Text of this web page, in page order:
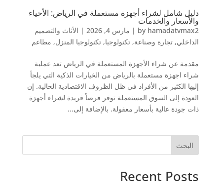
دليل شامل لشراء أجهزة مستعملة في الرياض: الأحياء
والأسعار والخدمات
by hamadatvmax2
| مارس 4, 2026 | الأثاث والتصميم
الداخلي, تجارة وصناعة, تكنولوجيا, تكنولوجيا المنزل, مطاعم
مقدمة عن شراء الأجهزة المستعملة في الرياض تعد عملية
شراء اجهزة مستعملة بالرياض من الخيارات الذكية التي يلجأ
إليها الكثير من الأفراد في ظل الظروف الاقتصادية الحالية. إن
العودة إلى السوق المستعملة توفر فرصاً فريدة لشراء أجهزة
ذات جودة عالية بأسعار معقولة. بالإضافة إلى...
البحث
Recent Posts